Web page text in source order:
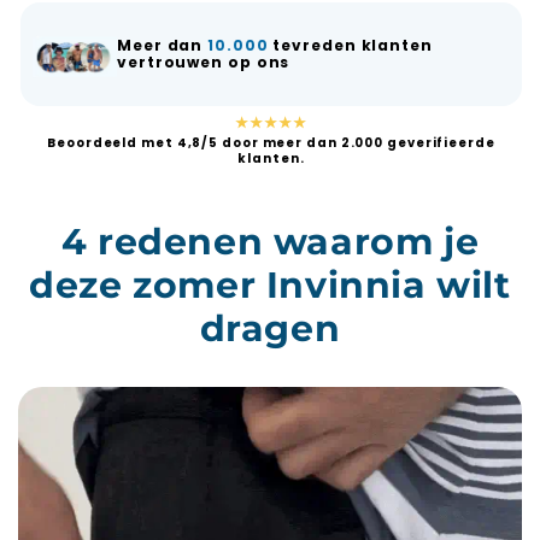
Meer dan10.000 tevreden klanten
vertrouwen op ons
★★★★★
Beoordeeld met 4,8/5 door meer dan 2.000 geverifieerde
klanten.
4 redenen waarom je
deze zomer Invinnia wilt
dragen